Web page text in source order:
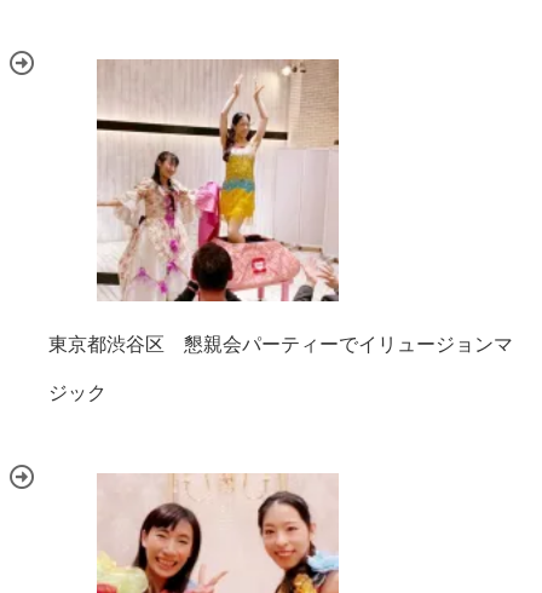
東京都渋谷区 懇親会パーティーでイリュージョンマ
ジック